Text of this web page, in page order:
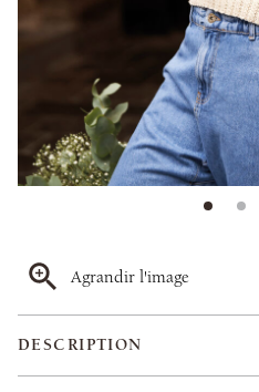
Agrandir l'image
DESCRIPTION